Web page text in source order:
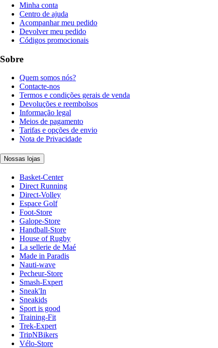
Minha conta
Centro de ajuda
Acompanhar meu pedido
Devolver meu pedido
Códigos promocionais
Sobre
Quem somos nós?
Contacte-nos
Termos e condições gerais de venda
Devoluções e reembolsos
Informação legal
Meios de pagamento
Tarifas e opções de envio
Nota de Privacidade
Nossas lojas
Basket-Center
Direct Running
Direct-Volley
Espace Golf
Foot-Store
Galope-Store
Handball-Store
House of Rugby
La sellerie de Maé
Made in Paradis
Nauti-wave
Pecheur-Store
Smash-Expert
Sneak'In
Sneakids
Sport is good
Training-Fit
Trek-Expert
TripNBikers
Vélo-Store